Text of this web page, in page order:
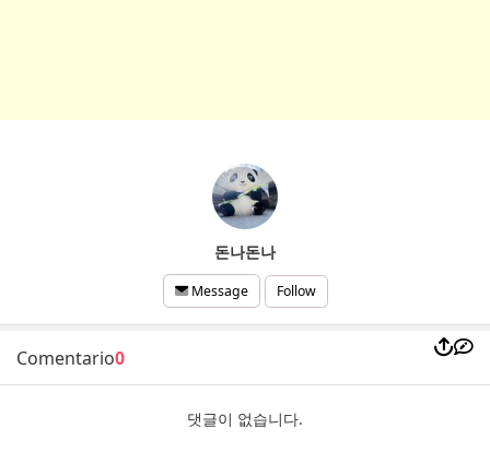
돈나돈나
Message Follow
Comentario0
댓글이 없습니다.